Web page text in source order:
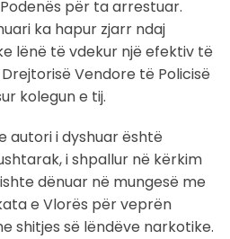
për ta arrestuar.
ka hapur zjarr ndaj
lënë të vdekur një efektiv të
Vendore të Policisë
kolegun e tij.
autori i dyshuar është
i shpallur në kërkim
dënuar në mungesë me
e Vlorës për veprën
shitjes së lëndëve narkotike.